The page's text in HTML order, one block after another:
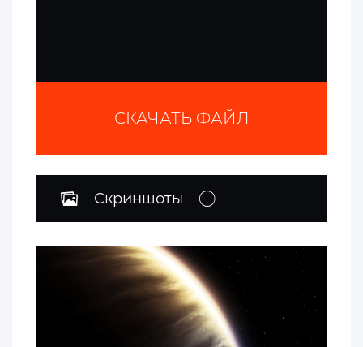
СКАЧАТЬ ФАЙЛ
Скриншоты